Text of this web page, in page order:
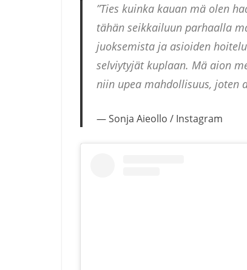
”Ties kuinka kauan mä olen
tähän seikkailuun parhaalla
juoksemista ja asioiden
selviytyjät kuplaan. Mä aion
niin upea mahdollisuus, joten
Sonja Aieollo / Instagram